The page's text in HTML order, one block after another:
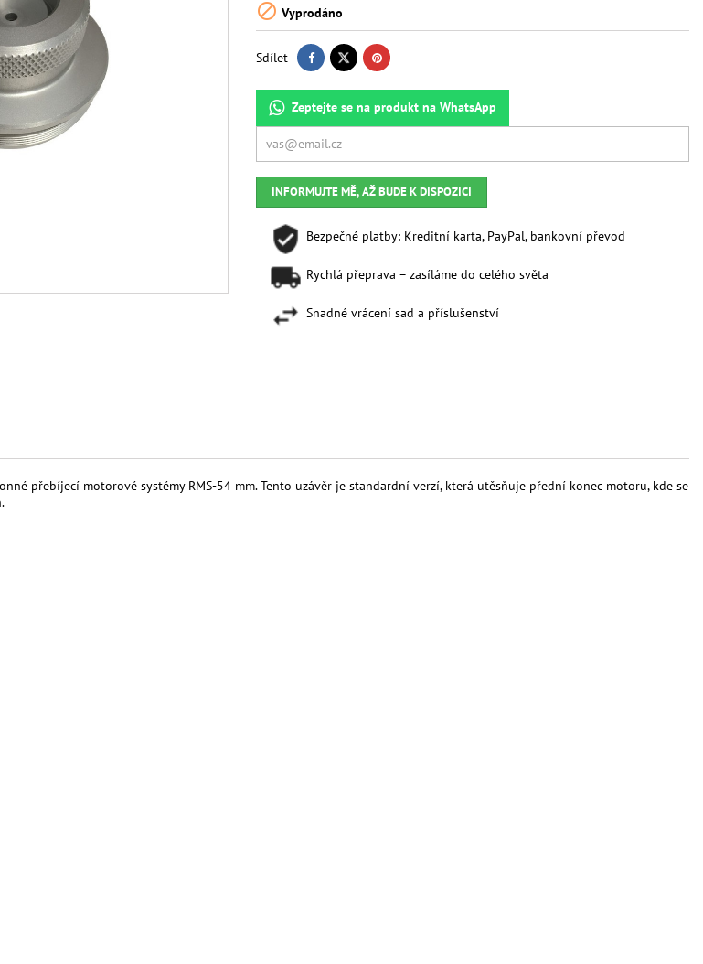
 Vyprodáno
Sdílet
Zeptejte se na produkt na WhatsApp
INFORMUJTE MĚ, AŽ BUDE K DISPOZICI
Bezpečné platby: Kreditní karta, PayPal, bankovní převod
Rychlá přeprava – zasíláme do celého světa
Snadné vrácení sad a příslušenství
přebíjecí motorové systémy RMS-54 mm. Tento uzávěr je standardní verzí, která utěsňuje přední konec motoru, kde se